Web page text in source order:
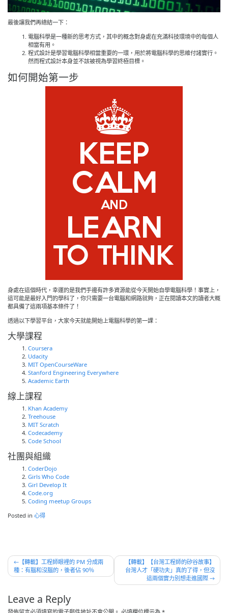
最後讓我們再總結一下：
電腦科學是一種新的思考方式，其中的概念對身處在充滿科技環境中的每個人
相當有用。
程式設計是學習電腦科學相當重要的一環，用於將電腦科學的思維付諸實行。
然而程式設計本身並不該被視為學習終極目標。
如何開始第一步
身處在這個時代，幸運的是我們手邊有許多資源能從今天開始自學電腦科學！事實上，
這可能是最好入門的學科了，你只需要一台電腦和網路就夠，正在閱讀本文的讀者大概
都具備了這兩項基本條件了！
透過以下學習平台，大家今天就能開始上電腦科學的第一課：
大學課程
Coursera
Udacity
MIT OpenCourseWare
Stanford Engineering Everywhere
Academic Earth
線上課程
Khan Academy
Treehouse
MIT Scratch
Codecademy
Code School
社團與組織
CoderDojo
Girls Who Code
Girl Develop It
Code.org
Coding meetup Groups
Posted in 心得
文
章
覽
【轉載】工程師眼裡的 PM 分成兩
種：有腦和沒腦的，後者佔 90％
【轉載】【台灣工程師的矽谷故事】
台灣人才「硬功夫」真的了得，但沒
這兩個實力別想走進國際
Leave a Reply